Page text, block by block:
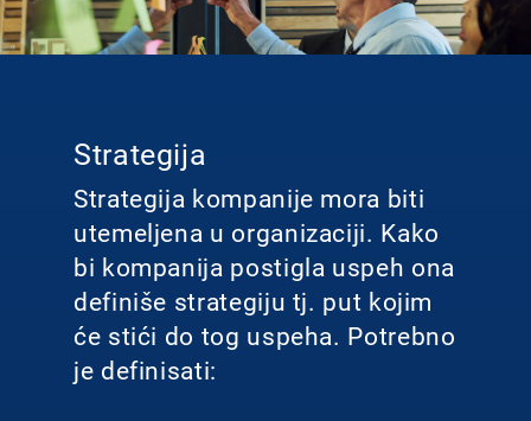
Strategija
Strategija kompanije mora biti
utemeljena u organizaciji. Kako
bi kompanija postigla uspeh ona
definiše strategiju tj. put kojim
će stići do tog uspeha. Potrebno
je definisati: